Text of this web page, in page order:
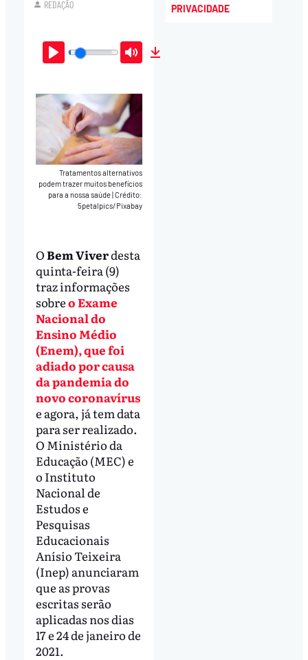
REDAÇÃO
Play Mute
Tratamentos alternativos
podem trazer muitos benefícios
para a nossa saúde Crédito:
5petalpics/Pixabay
OBem Viverdesta
quinta-feira (9)
traz informações
sobreo Exame
Nacional do
Ensino Médio
(Enem), que foi
adiado por causa
da pandemia do
novo coronavírus
e agora, já tem data
para ser realizado.
O Ministério da
Educação (MEC) e
o Instituto
Nacional de
Estudos e
Pesquisas
Educacionais
Anísio Teixeira
(Inep) anunciaram
que as provas
escritas serão
aplicadas nos dias
17 e 24 de janeiro de
2021.
PRIVACIDADE